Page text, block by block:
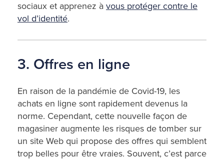
sociaux et apprenez à vous protéger contre le
vol d’identité.
3. Offres en ligne
En raison de la pandémie de Covid-19, les
achats en ligne sont rapidement devenus la
norme. Cependant, cette nouvelle façon de
magasiner augmente les risques de tomber sur
un site Web qui propose des offres qui semblent
trop belles pour être vraies. Souvent, c’est parce